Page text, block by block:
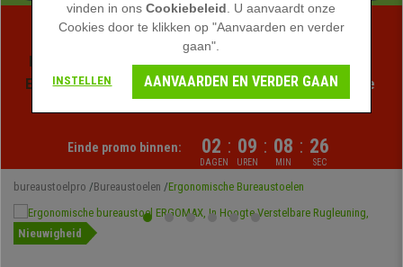
Einde promo binnen: 02
DAGEN
: 09
UREN
: 08
MIN
: 25
SEC
Profiteer van de Zomeruitverkoop bij bureaustoelpro!
Exclusieve kortingen voor een beperkte tijd - Bekijk de
bureaustoelpro Bureaustoelen Ergonomische Bureaustoelen
Nieuwigheid
vinden in onsCookiebeleid . U aanvaardt onze
Cookies door te klikken op "Aanvaarden en verder
gaan".
INSTELLEN AANVAARDEN EN VERDER GAAN